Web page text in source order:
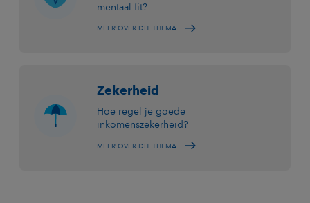
mentaal fit?
MEER OVER DIT THEMA
Zekerheid
Hoe regel je goede
inkomenszekerheid?
MEER OVER DIT THEMA